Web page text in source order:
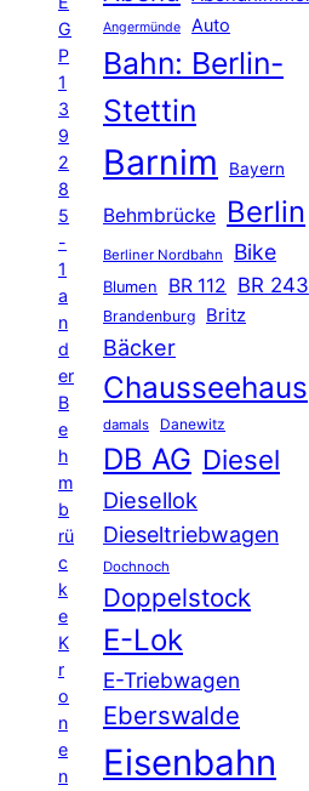
G
P
1
3
9
2
8
5
-
1
a
n
d
er
B
e
h
m
b
rü
c
k
e
K
r
o
n
e
n
Angermünde Auto
Bahn: Berlin-
Stettin
Barnim Bayern
Behmbrücke Berlin
Berliner Nordbahn Bike
Blumen BR 112 BR 243
Brandenburg Britz
Bäcker
Chausseehaus
damals Danewitz
DB AG Diesel
Diesellok
Dieseltriebwagen
Dochnoch
Doppelstock
E-Lok
E-Triebwagen
Eberswalde
Eisenbahn